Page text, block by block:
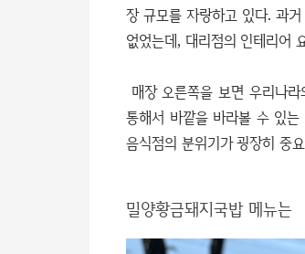
장 규모를 자랑하고 있다. 과
없었는데, 대리점의 인테리어
매장 오른쪽을 보면 우리나
통해서 바깥을 바라볼 수 있
음식점의 분위기가 굉장히 중
밀양황금돼지국밥 메뉴는